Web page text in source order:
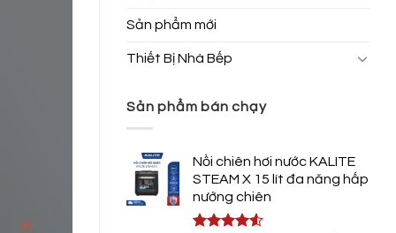
Sản phẩm mới
Thiết Bị Nhà Bếp
Sản phẩm bán chạy
Nồi chiên hơi nước KALITE
STEAM X 15 lít đa năng hấp
nướng chiên